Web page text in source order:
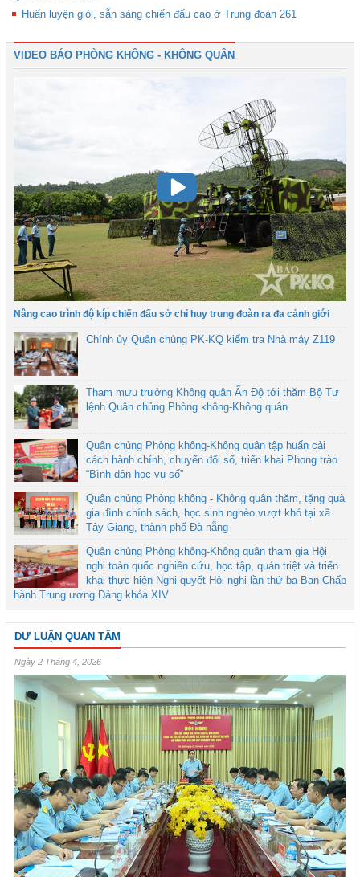
Huấn luyện giỏi, sẵn sàng chiến đấu cao ở Trung đoàn 261
VIDEO BÁO PHÒNG KHÔNG - KHÔNG QUÂN
Nâng cao trình độ kíp chiến đấu sở chỉ huy trung đoàn ra đa cảnh giới
Chính ủy Quân chủng PK-KQ kiểm tra Nhà máy Z119
Tham mưu trưởng Không quân Ấn Độ tới thăm Bộ Tư
lệnh Quân chủng Phòng không-Không quân
Quân chủng Phòng không-Không quân tập huấn cải
cách hành chính, chuyển đổi số, triển khai Phong trào
“Bình dân học vụ số”
Quân chủng Phòng không - Không quân thăm, tặng quà
gia đình chính sách, học sinh nghèo vượt khó tại xã
Tây Giang, thành phố Đà nẵng
Quân chủng Phòng không-Không quân tham gia Hội
nghị toàn quốc nghiên cứu, học tập, quán triệt và triển
khai thực hiện Nghị quyết Hội nghị lần thứ ba Ban Chấp
hành Trung ương Đảng khóa XIV
DƯ LUẬN QUAN TÂM
Ngày 2 Tháng 4, 2026